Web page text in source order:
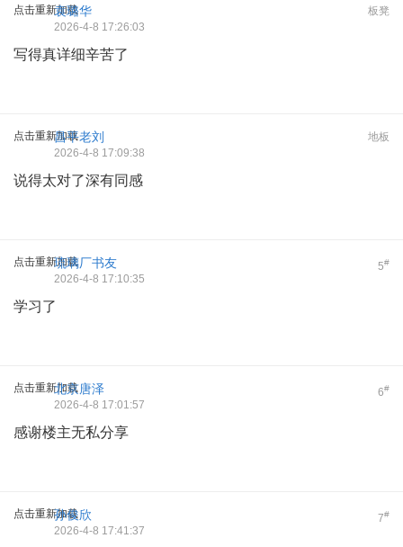
点击重新加载 板凳
袁璐华
2026-4-8 17:26:03
写得真详细辛苦了
点击重新加载 地板
昌平老刘
2026-4-8 17:09:38
说得太对了深有同感
点击重新加载 5#
琉璃厂书友
2026-4-8 17:10:35
学习了
点击重新加载 6#
北京唐泽
2026-4-8 17:01:57
感谢楼主无私分享
点击重新加载 7#
孙俊欣
2026-4-8 17:41:37